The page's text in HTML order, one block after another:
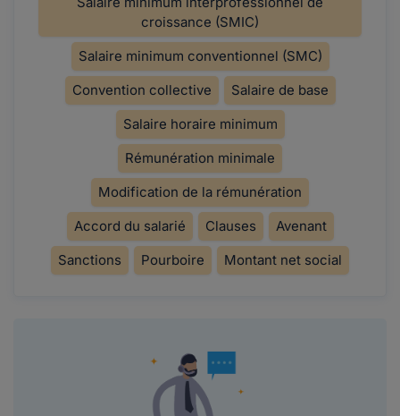
croissance (SMIC)
Salaire minimum conventionnel (SMC)
Convention collective
Salaire de base
Salaire horaire minimum
Rémunération minimale
Modification de la rémunération
Accord du salarié
Clauses
Avenant
Sanctions
Pourboire Montant net social